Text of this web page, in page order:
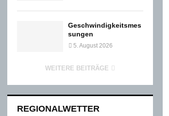
Geschwindigkeitsmes
sungen
5. August 2026
WEITERE BEITRÄGE
REGIONALWETTER